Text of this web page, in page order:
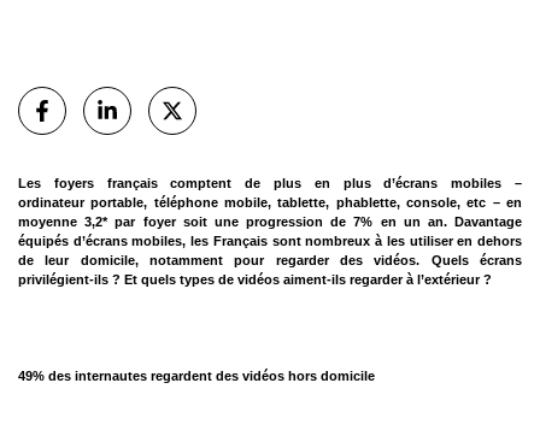
Partager
sur Facebook
sur Linkedinsur X (Twitter)
Les foyers français comptent de plus en plus d’écrans mobiles –
ordinateurportable, téléphone mobile, tablette, phablette, console, etc – en
moyenne 3,2*par foyer soit une progression de 7% en un an. Davantage
équipés d’écransmobiles, les Français sont nombreux à les utiliser en dehors
de leur domicile, notamment pour regarder des vidéos. Quels écrans
privilégient-ils ? Et quels types de vidéos aiment-ils regarder à l’extérieur ?
49% des internautes regardent des vidéos hors domicile